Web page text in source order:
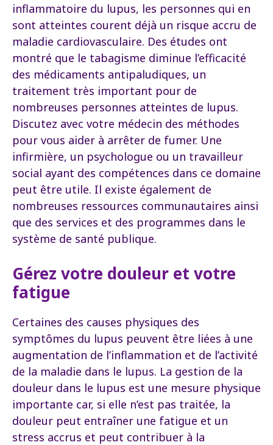
inflammatoire du lupus, les personnes qui en
sont atteintes courent déjà un risque accru de
maladie cardiovasculaire. Des études ont
montré que le tabagisme diminue l’efficacité
des médicaments antipaludiques, un
traitement très important pour de
nombreuses personnes atteintes de lupus.
Discutez avec votre médecin des méthodes
pour vous aider à arrêter de fumer. Une
infirmière, un psychologue ou un travailleur
social ayant des compétences dans ce domaine
peut être utile. Il existe également de
nombreuses ressources communautaires ainsi
que des services et des programmes dans le
système de santé publique.
Gérez votre douleur et votre
fatigue
Certaines des causes physiques des
symptômes du lupus peuvent être liées à une
augmentation de l’inflammation et de l’activité
de la maladie dans le lupus. La gestion de la
douleur dans le lupus est une mesure physique
importante car, si elle n’est pas traitée, la
douleur peut entraîner une fatigue et un
stress accrus et peut contribuer à la